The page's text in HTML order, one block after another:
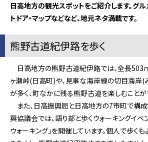
日高地方の観光スポットをご紹介します。グル
トドア・マップなどなど、地元ネタ満載です。
熊野古道紀伊路を歩く
日高地方の熊野古道紀伊路では、全長503
ヶ瀬峠(日高町)や、見事な海岸線の切目海岸(
が多く、町なかに残る熊野古道を楽しむことが
また、日高振興局と日高地方の7市町で構
興協議会では、語り部と歩くウォーキングイベ
ウォーキング」を開催しています。個人で歩くも